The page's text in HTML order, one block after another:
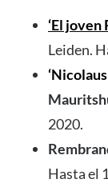
‘El joven
Leiden.
2020.
Hasta el